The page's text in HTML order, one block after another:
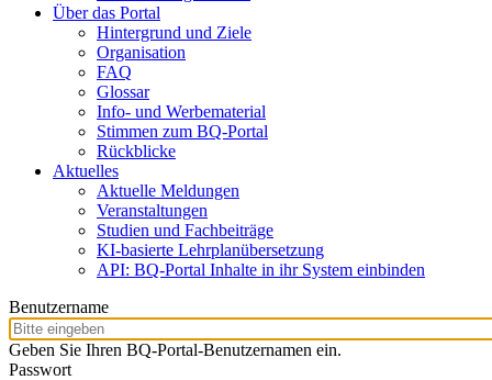
Über das Portal
Hintergrund und Ziele
Organisation
FAQ
Glossar
Info- und Werbematerial
Stimmen zum BQ-Portal
Rückblicke
Aktuelles
Aktuelle Meldungen
Veranstaltungen
Studien und Fachbeiträge
KI-basierte Lehrplanübersetzung
API: BQ-Portal Inhalte in ihr System einbinden
Benutzername
Geben Sie Ihren BQ-Portal-Benutzernamen ein.
Passwort